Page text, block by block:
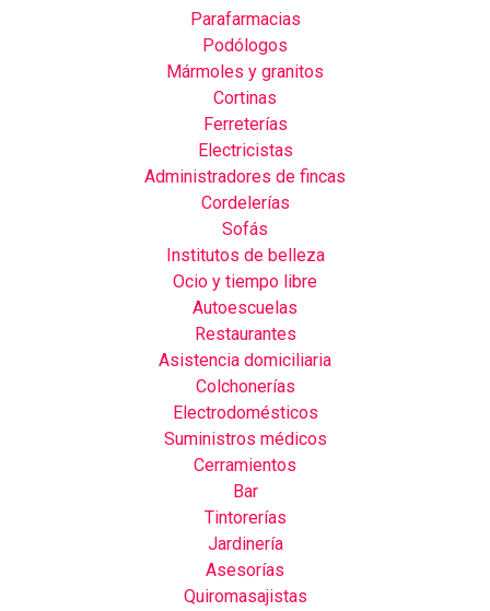
Parafarmacias
Podólogos
Mármoles y granitos
Cortinas
Ferreterías
Electricistas
Administradores de fincas
Cordelerías
Sofás
Institutos de belleza
Ocio y tiempo libre
Autoescuelas
Restaurantes
Asistencia domiciliaria
Colchonerías
Electrodomésticos
Suministros médicos
Cerramientos
Bar
Tintorerías
Jardinería
Asesorías
Quiromasajistas